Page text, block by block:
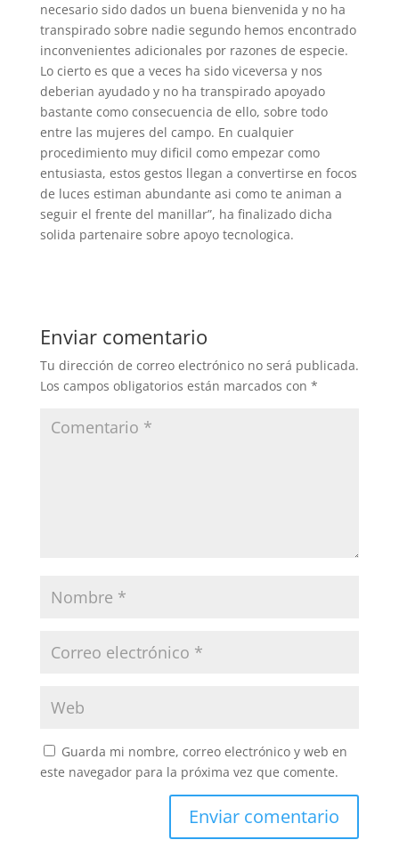
necesario sido dados un buena bienvenida y no ha
transpirado sobre nadie segundo hemos encontrado
inconvenientes adicionales por razones de especie.
Lo cierto es que a veces ha sido viceversa y nos
deberian ayudado y no ha transpirado apoyado
bastante como consecuencia de ello, sobre todo
entre las mujeres del campo. En cualquier
procedimiento muy dificil como empezar como
entusiasta, estos gestos llegan a convertirse en focos
de luces estiman abundante asi­ como te animan a
seguir el frente del manillar”, ha finalizado dicha
solida partenaire sobre apoyo tecnologica.
Enviar comentario
Tu dirección de correo electrónico no será publicada.
Los campos obligatorios están marcados con *
Guarda mi nombre, correo electrónico y web en
este navegador para la próxima vez que comente.